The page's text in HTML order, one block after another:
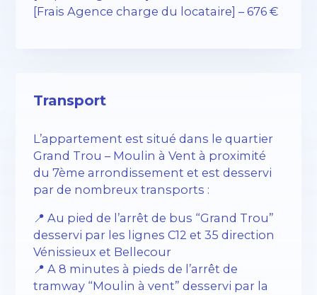
[Frais Agence charge du locataire] – 676 €
Transport
L’appartement est situé dans le quartier
Grand Trou – Moulin à Vent à proximité
du 7ème arrondissement et est desservi
par de nombreux transports :
📍 Au pied de l’arrêt de bus “Grand Trou”
desservi par les lignes C12 et 35 direction
Vénissieux et Bellecour
📍 A 8 minutes à pieds de l’arrêt de
tramway “Moulin à vent” desservi par la